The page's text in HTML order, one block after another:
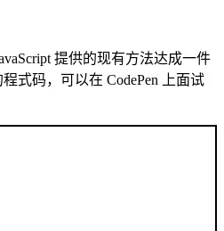
提供的现有方法达成一件
式码，可以在 CodePen 上面试